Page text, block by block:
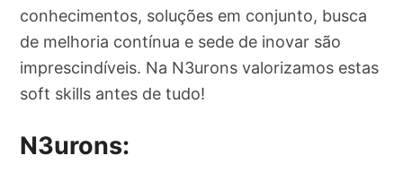
conhecimentos, soluções em conjunto, busca
de melhoria contínua e sede de inovar são
imprescindíveis. Na N3urons valorizamos estas
soft skills antes de tudo!
N3urons: